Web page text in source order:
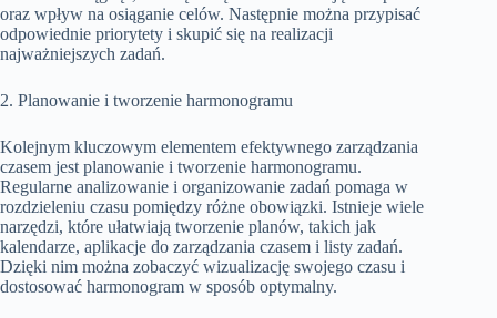
oraz wpływ na osiąganie celów. Następnie można przypisać
odpowiednie priorytety i skupić się na realizacji
najważniejszych zadań.
2. Planowanie i tworzenie harmonogramu
Kolejnym kluczowym elementem efektywnego zarządzania
czasem jest planowanie i tworzenie harmonogramu.
Regularne analizowanie i organizowanie zadań pomaga w
rozdzieleniu czasu pomiędzy różne obowiązki. Istnieje wiele
narzędzi, które ułatwiają tworzenie planów, takich jak
kalendarze, aplikacje do zarządzania czasem i listy zadań.
Dzięki nim można zobaczyć wizualizację swojego czasu i
dostosować harmonogram w sposób optymalny.